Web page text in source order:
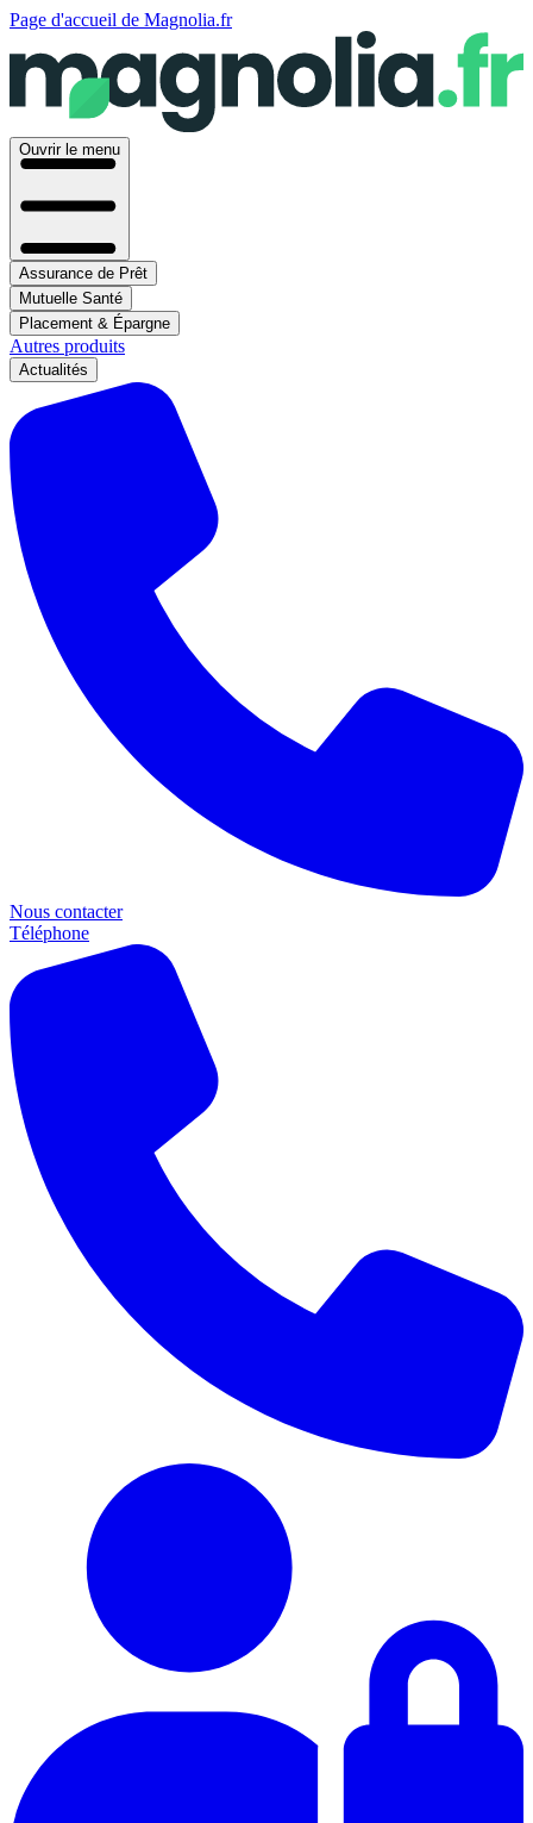
Page d'accueil de Magnolia.fr
Ouvrir le menu
Assurance de Prêt
Mutuelle Santé
Placement & Épargne
Autres produits
Actualités
Nous contacter
Téléphone